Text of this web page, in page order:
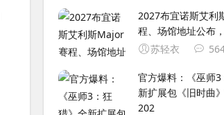
2027布宜诺斯艾利
程、场馆地址公布
苏轻衣
官方爆料：《巫师
新扩展包《旧时曲
202